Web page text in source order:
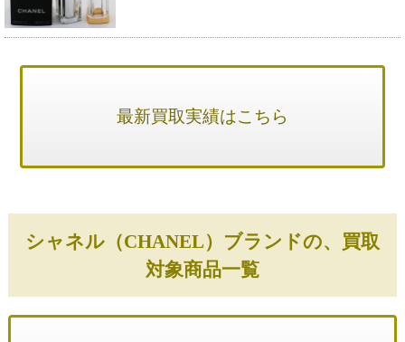
最新買取実績はこちら
シャネル（CHANEL）ブランドの、買取
対象商品一覧